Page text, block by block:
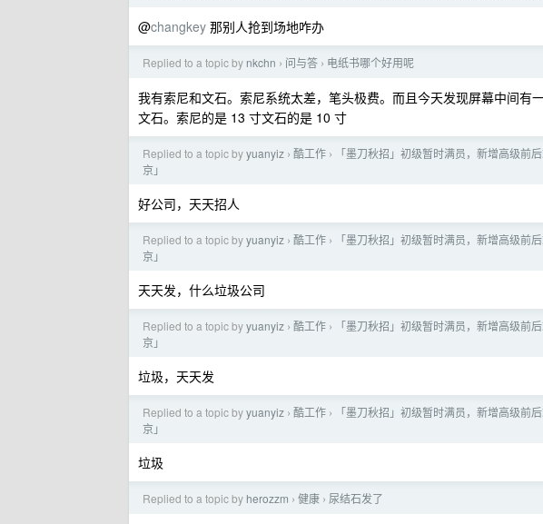
@changkey 那别人抢到场地咋办
Replied to a topic by nkchn › 问与答 › 电纸书哪个好用呢
我有索尼和文石。索尼系统太差，笔头极费。而且今天发现屏幕中间有
文石。索尼的是 13 寸文石的是 10 寸
Replied to a topic byyuanyiz › 酷工作 ›
「墨刀秋招」初级暂时满员，新增高级前
京」
好公司，天天招人
Replied to a topic byyuanyiz › 酷工作 ›
「墨刀秋招」初级暂时满员，新增高级前
京」
天天发，什么垃圾公司
Replied to a topic byyuanyiz › 酷工作 ›
「墨刀秋招」初级暂时满员，新增高级前
京」
垃圾，天天发
Replied to a topic byyuanyiz › 酷工作 ›
「墨刀秋招」初级暂时满员，新增高级前
京」
垃圾
Replied to a topic by herozzm › 健康 › 尿结石发了